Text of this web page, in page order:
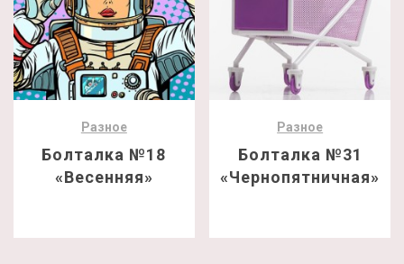
Разное
Болталка №18
«Весенняя»
Разное
Болталка №31
«Чернопятничная»